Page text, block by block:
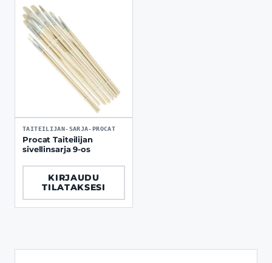
TAITEILIJAN-SARJA-PROCAT
Procat Taiteilijan
sivellinsarja 9-os
KIRJAUDU
TILATAKSESI